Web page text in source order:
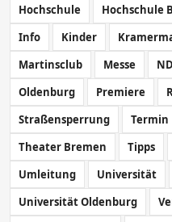
Hochschule
Hochschule
Info
Kinder
Martinsclub
Messe
Oldenburg
Premiere
Straßensperrung
Termin
Theater Bremen
Tipps
Umleitung
Universität
Universität Oldenburg